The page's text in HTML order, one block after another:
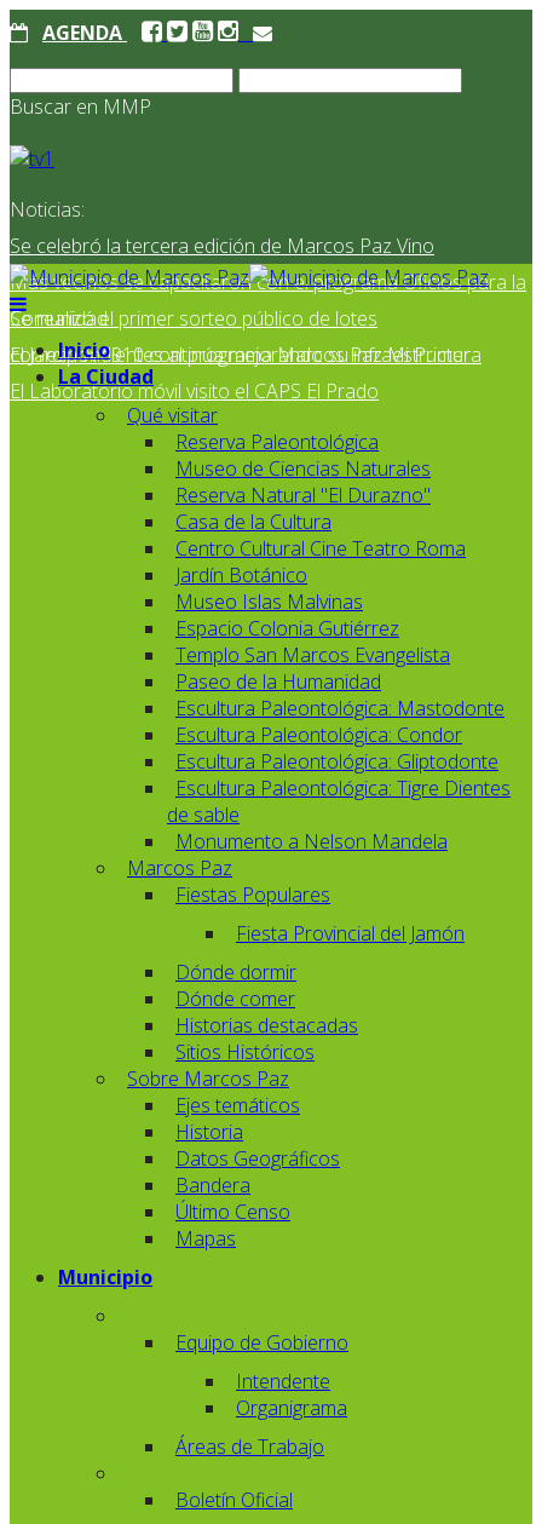
AGENDA
Buscar en MMP
Noticias:
Se celebró la tercera edición de Marcos Paz Vino
Más vecinos se capacitaron con el programa Oficios para la
Comunidad
Se realizó el primer sorteo público de lotes
correspondientes al programa Marcos Paz Mi Primer
El Jardín N° 910 continúa mejorando su infraestructura
El Laboratorio móvil visito el CAPS El Prado
Inicio
La Ciudad
Qué visitar
Reserva Paleontológica
Museo de Ciencias Naturales
Reserva Natural "El Durazno"
Casa de la Cultura
Centro Cultural Cine Teatro Roma
Jardín Botánico
Museo Islas Malvinas
Espacio Colonia Gutiérrez
Templo San Marcos Evangelista
Paseo de la Humanidad
Escultura Paleontológica: Mastodonte
Escultura Paleontológica: Condor
Escultura Paleontológica: Gliptodonte
Escultura Paleontológica: Tigre Dientes
de sable
Monumento a Nelson Mandela
Marcos Paz
Fiestas Populares
Fiesta Provincial del Jamón
Dónde dormir
Dónde comer
Historias destacadas
Sitios Históricos
Sobre Marcos Paz
Ejes temáticos
Historia
Datos Geográficos
Bandera
Último Censo
Mapas
Municipio
Equipo de Gobierno
Intendente
Organigrama
Áreas de Trabajo
Boletín Oficial